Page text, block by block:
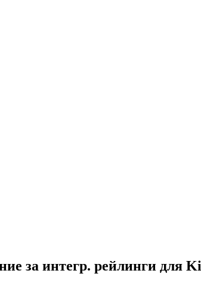
за интегр. рейлинги для